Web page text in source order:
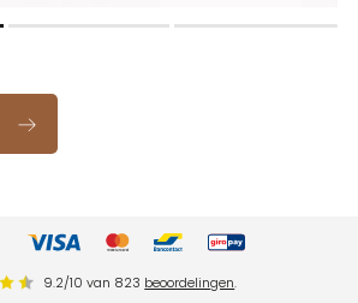
9.2/10 van 823 beoordelingen.